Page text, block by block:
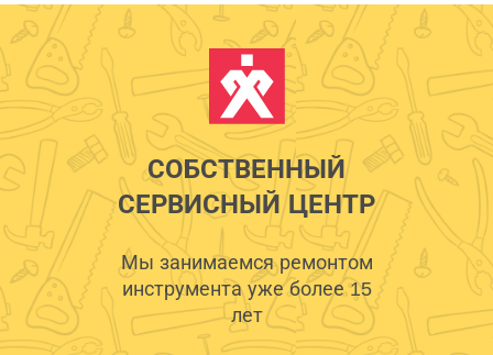
СОБСТВЕННЫЙ
СЕРВИСНЫЙ ЦЕНТР
Мы занимаемся ремонтом
инструмента уже более 15
лет